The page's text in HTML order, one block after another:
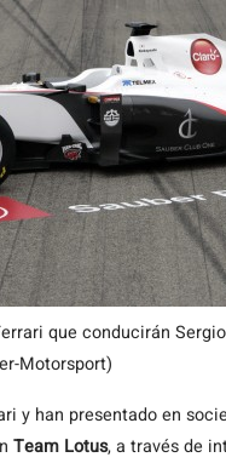
que conducirán
Motorsport)
y han presentado en
Team Lotus, a través de